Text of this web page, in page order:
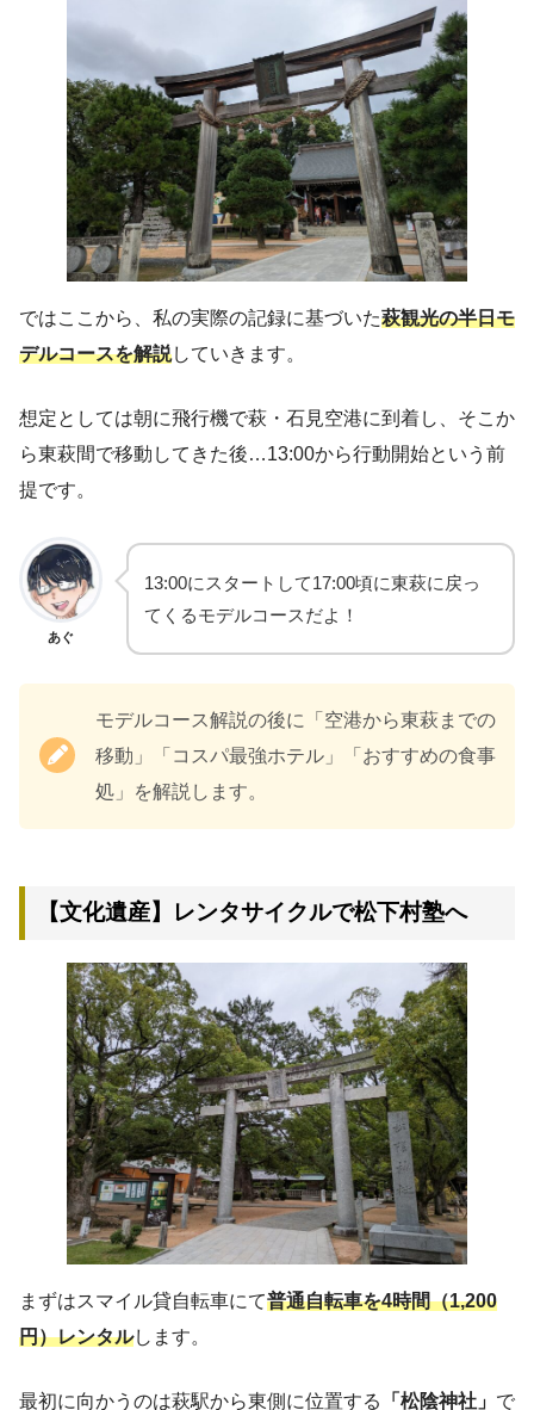
ではここから、私の実際の記録に基づいた萩観光の半日モ
デルコースを解説していきます。
想定としては朝に飛行機で萩・石見空港に到着し、そこか
ら東萩間で移動してきた後…13:00から行動開始という前
提です。
あぐ
13:00にスタートして17:00頃に東萩に戻っ
てくるモデルコースだよ！
モデルコース解説の後に「空港から東萩までの
移動」「コスパ最強ホテル」「おすすめの食事
処」を解説します。
【文化遺産】レンタサイクルで松下村塾へ
まずはスマイル貸自転車にて普通自転車を4時間（1,200
円）レンタルします。
最初に向かうのは萩駅から東側に位置する 「松陰神社」 で